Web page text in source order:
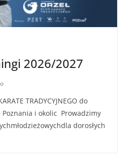
2026/2027
TRADYCYJNEGO do
i okolic Prowadzimy
dorosłych